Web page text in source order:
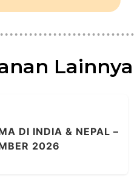
Lainnya
DI INDIA & NEPAL –
2026